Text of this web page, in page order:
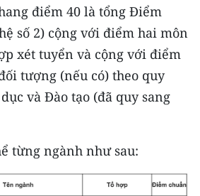
điểm 40 là tổng Điểm
số 2) cộng với điểm hai môn
xét tuyển và cộng với điểm
tượng (nếu có) theo quy
và Đào tạo (đã quy sang
từng ngành như sau: